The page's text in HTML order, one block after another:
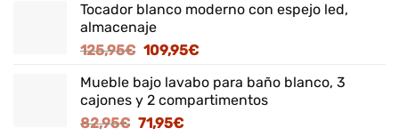
Tocador blanco moderno con espejo led,
almacenaje
125,95€ El
original
era:
125,95€.
109,95€El
actual
es:
Mueble bajo lavabo para baño blanco, 3
cajones y 2 compartimentos
82,95€ El
71,95€El